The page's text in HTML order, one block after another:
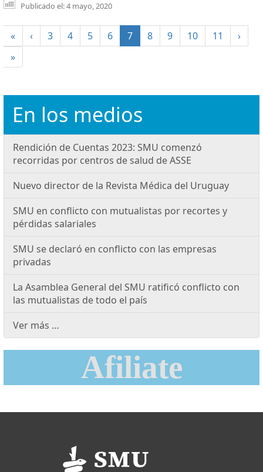
Publicado el: 4 mayo, 2020
« ‹ 3 4 5 6 7(current)
8 9 10 11
›
»
En los medios
Rendición de Cuentas 2023: SMU comenzó
recorridas por centros de salud de ASSE
Nuevo director de la Revista Médica del Uruguay
SMU en conflicto con mutualistas por recortes y
pérdidas salariales
SMU se declaró en conflicto con las empresas
privadas
La Asamblea General del SMU ratificó conflicto con
las mutualistas de todo el país
Ver más …
Afiliate